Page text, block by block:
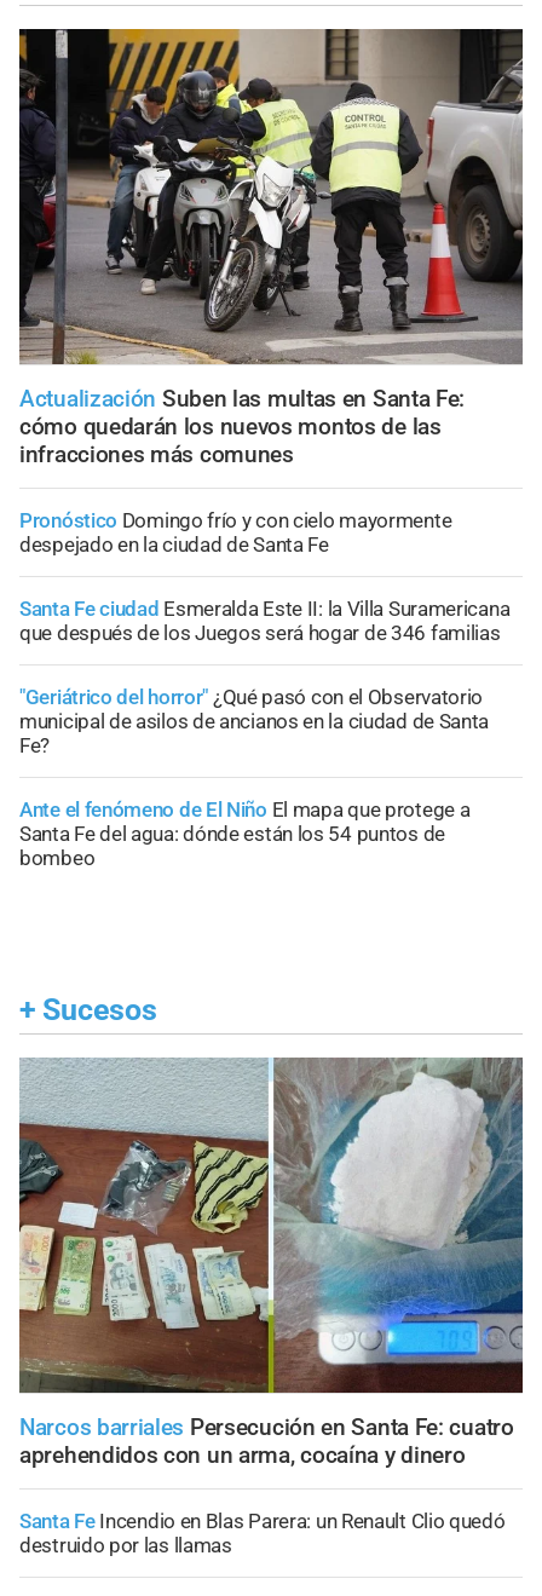
Actualización Suben las multas en Santa Fe:
cómo quedarán los nuevos montos de las
infracciones más comunes
Pronóstico Domingo frío y con cielo mayormente
despejado en la ciudad de Santa Fe
Santa Fe ciudad Esmeralda Este II: la Villa Suramericana
que después de los Juegos será hogar de 346 familias
"Geriátrico del horror" ¿Qué pasó con el Observatorio
municipal de asilos de ancianos en la ciudad de Santa
Fe?
Ante el fenómeno de El Niño El mapa que protege a
Santa Fe del agua: dónde están los 54 puntos de
bombeo
+ Sucesos
Narcos barriales Persecución en Santa Fe: cuatro
aprehendidos con un arma, cocaína y dinero
Santa Fe Incendio en Blas Parera: un Renault Clio quedó
destruido por las llamas